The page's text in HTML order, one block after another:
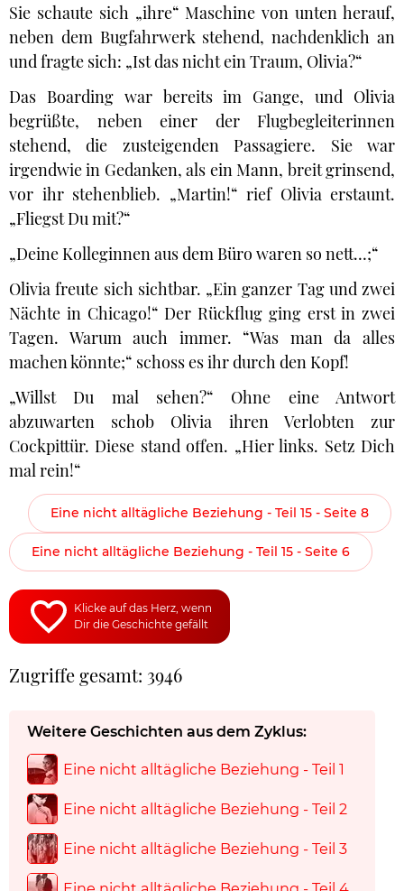
Sie schaute sich „ihre“ Maschine von unten herauf,
neben dem Bugfahrwerk stehend, nachdenklich an
und fragte sich: „Ist das nicht ein Traum, Olivia?“
Das Boarding war bereits im Gange, und Olivia
begrüßte, neben einer der Flugbegleiterinnen
stehend, die zusteigenden Passagiere. Sie war
irgendwie in Gedanken, als ein Mann, breit grinsend,
vor ihr stehenblieb. „Martin!“ rief Olivia erstaunt.
„Fliegst Du mit?“
„Deine Kolleginnen aus dem Büro waren so nett…;“
Olivia freute sich sichtbar. „Ein ganzer Tag und zwei
Nächte in Chicago!“ Der Rückflug ging erst in zwei
Tagen. Warum auch immer. “Was man da alles
machen könnte;“ schoss es ihr durch den Kopf!
„Willst Du mal sehen?“ Ohne eine Antwort
abzuwarten schob Olivia ihren Verlobten zur
Cockpittür. Diese stand offen. „Hier links. Setz Dich
mal rein!“
Eine nicht alltägliche Beziehung - Teil 15 - Seite 8
Eine nicht alltägliche Beziehung - Teil 15 - Seite 6
Klicke auf das Herz, wenn
Dir die Geschichte gefällt
Zugriffe gesamt: 3946
Weitere Geschichten aus dem Zyklus:
Eine nicht alltägliche Beziehung - Teil 1
Eine nicht alltägliche Beziehung - Teil 2
Eine nicht alltägliche Beziehung - Teil 3